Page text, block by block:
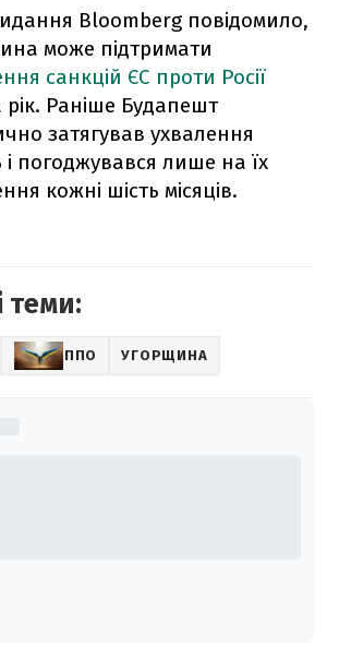
Bloomberg повідомило,
може підтримати
санкцій ЄС проти Росії
рік. Раніше Будапешт
затягував ухвалення
погоджувався лише на їх
кожні шість місяців.
теми:
ППО УГОРЩИНА